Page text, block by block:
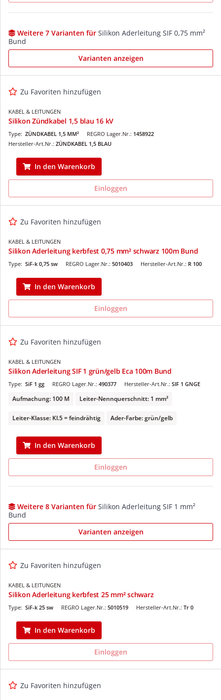
Weitere 7 Varianten für Silikon Aderleitung SIF 0,75 mm²
Bund
Varianten anzeigen
Zu Favoriten hinzufügen
KABEL & LEITUNGEN
Silikon Zündkabel 1,5 blau 16 kV
REGRO Lager.Nr.: 1458922
Type: ZÜNDKABEL 1,5 MM²
Hersteller-Art.Nr.: ZÜNDKABEL 1,5 BLAU
In den Warenkorb
Einloggen
Zu Favoriten hinzufügen
KABEL & LEITUNGEN
Silikon Aderleitung kerbfest 0,75 mm² schwarz 100m Bund
REGRO Lager.Nr.: 5010403
Type: SiF-k 0,75 sw Hersteller-Art.Nr.: R 100
In den Warenkorb
Einloggen
Zu Favoriten hinzufügen
KABEL & LEITUNGEN
Silikon Aderleitung SIF 1 grün/gelb Eca 100m Bund
REGRO Lager.Nr.: 490377
Type: SiF 1 gg Hersteller-Art.Nr.: SIF 1 GNGE
Aufmachung: 100 M Leiter-Nennquerschnitt: 1 mm²
Leiter-Klasse: Kl.5 = feindrähtig Ader-Farbe: grün/gelb
In den Warenkorb
Einloggen
Weitere 8 Varianten für Silikon Aderleitung SIF 1 mm²
Bund
Varianten anzeigen
Zu Favoriten hinzufügen
KABEL & LEITUNGEN
Silikon Aderleitung kerbfest 25 mm² schwarz
REGRO Lager.Nr.: 5010519
Type: SiF-k 25 sw Hersteller-Art.Nr.: Tr 0
In den Warenkorb
Einloggen
Zu Favoriten hinzufügen